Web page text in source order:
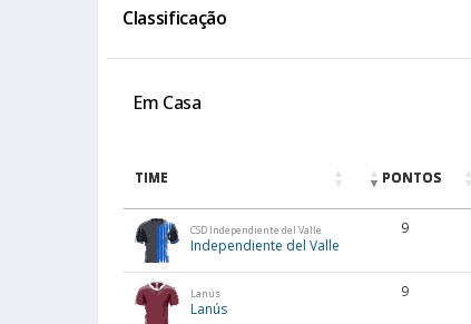
Classificação
Em Casa
TIME PONTOS
CSD Independiente del Valle
Independiente del Valle
9
Lanús
Lanús
9